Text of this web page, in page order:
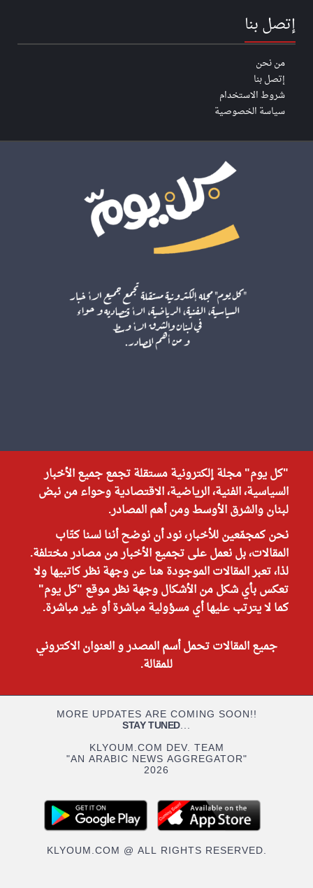
إتصل بنا
من نحن
إتصل بنا
شروط الاستخدام
سياسة الخصوصية
"كل يوم" مجلة إلكترونية مستقلة تجمع جميع الأخبار
السياسية، الفنية، الرياضية، الاقتصادية وحواء من نبض
لبنان والشرق الأوسط ومن أهم المصادر.
نحن كمجمّعين للأخبار، نود أن نوضح أننا لسنا كتّاب
المقالات، بل نعمل على تجميع الأخبار من مصادر مختلفة.
لذا، تعبر المقالات الموجودة هنا عن وجهة نظر كاتبيها ولا
تعكس بأي شكل من الأشكال وجهة نظر موقع "كل يوم"
كما لا يترتب عليها أي مسؤولية مباشرة أو غير مباشرة.
جميع المقالات تحمل أسم المصدر و العنوان الاكتروني
للمقالة.
MORE UPDATES ARE COMING SOON!!
STAY TUNED...
KLYOUM.COM DEV. TEAM
"AN ARABIC NEWS AGGREGATOR"
2026
KLYOUM.COM @ ALL RIGHTS RESERVED.